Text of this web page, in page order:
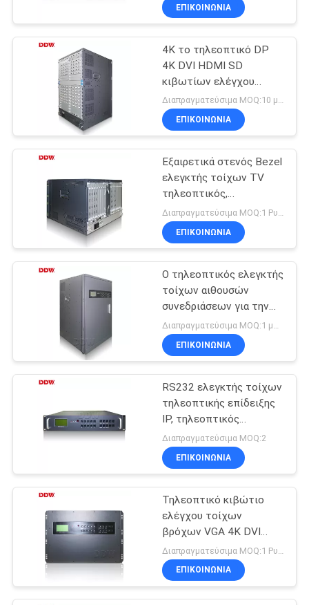
ΜΕ
ΕΙΔΉΣΕΙΣ
ΖΗΤΉΣΤΕ
ΈΝΑ
ΑΠΌΣΠΑΣΜΑ
CASE
CENTER
SITEMAP
PRIVACY
POLICY
LAN του 1920 X 1080
ΕΠΙΚΟΙΝΩΝΊΑ
4K το τηλεοπτικό DP
4K DVI HDMI SD
κιβωτίων ελέγχου
τοίχων LCD εισήγαγε
τον αρρενωπό IOS
έλεγχο τριανταδυάμπιτο
Διαπραγματεύσιμα MOQ:10 μονάδα/μονάδα
ΕΠΙΚΟΙΝΩΝΊΑ
Εξαιρετικά στενός Bezel
ελεγκτής τοίχων TV
τηλεοπτικός,
τηλεοπτικό κιβώτιο
επεξεργαστών τοίχων
εισαγωγής LCD VGA
Διαπραγματεύσιμα MOQ:1 Ρυθμίστε / Σετ
ΕΠΙΚΟΙΝΩΝΊΑ
Ο τηλεοπτικός ελεγκτής
τοίχων αιθουσών
συνεδριάσεων για την
πολυ επίδειξη οθόνης 9
εισήγαγε 9 σήματα
παραγωγής
ΕΠΙΚΟΙΝΩΝΊΑ
RS232 ελεγκτής τοίχων
τηλεοπτικής επίδειξης
IP, τηλεοπτικός
ελεγκτής τοίχων HDMI
με το λογισμικό
Διαπραγματεύσιμα MOQ:2
ΕΠΙΚΟΙΝΩΝΊΑ
Τηλεοπτικό κιβώτιο
ελέγχου τοίχων
βρόχων VGA 4K DVI
Hdmi για την πολυ
επίδειξη οθόνης
12W/Channel
ΕΠΙΚΟΙΝΩΝΊΑ